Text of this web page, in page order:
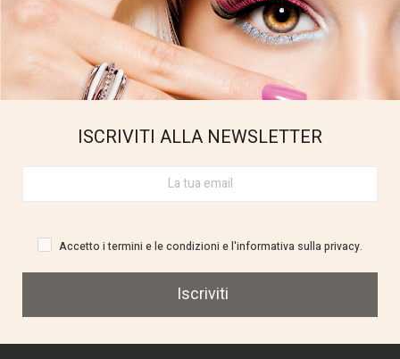
ISCRIVITI ALLA NEWSLETTER
Iscriviti
Accetto i termini e le condizioni e l'informativa sulla privacy.